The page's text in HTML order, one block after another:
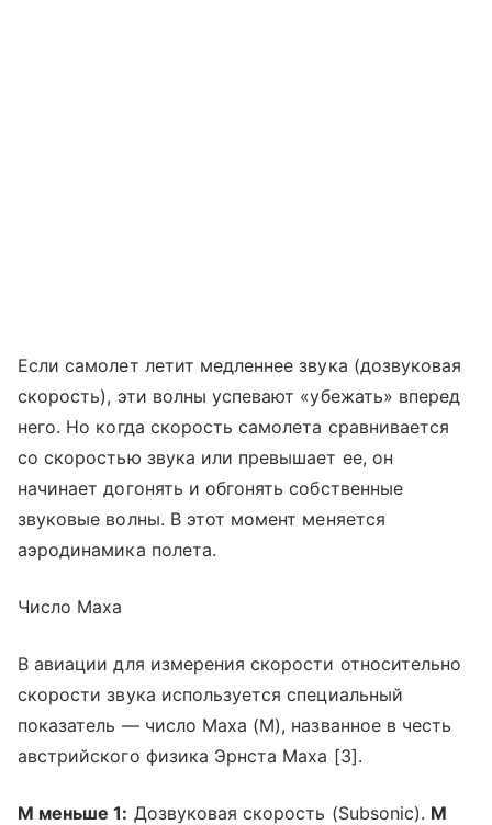
Если самолет летит медленнее звука (дозвуковая
скорость), эти волны успевают «убежать» вперед
него. Но когда скорость самолета сравнивается
со скоростью звука или превышает ее, он
начинает догонять и обгонять собственные
звуковые волны. В этот момент меняется
аэродинамика полета.
Число Маха
В авиации для измерения скорости относительно
скорости звука используется специальный
показатель — число Маха (M), названное в честь
австрийского физика Эрнста Маха [3].
М меньше 1: Дозвуковая скорость (Subsonic). М